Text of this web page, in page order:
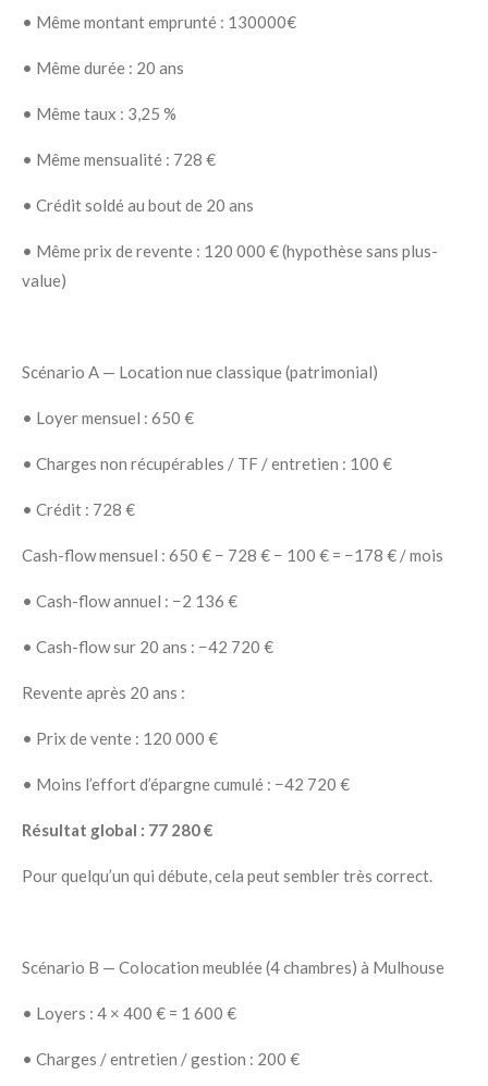
• Même montant emprunté : 130000€
• Même durée : 20 ans
• Même taux : 3,25 %
• Même mensualité : 728 €
• Crédit soldé au bout de 20 ans
• Même prix de revente : 120 000 € (hypothèse sans plus-
value)
Scénario A — Location nue classique (patrimonial)
• Loyer mensuel : 650 €
• Charges non récupérables / TF / entretien : 100 €
• Crédit : 728 €
Cash-flow mensuel : 650 € − 728 € − 100 € = −178 € / mois
• Cash-flow annuel : −2 136 €
• Cash-flow sur 20 ans : −42 720 €
Revente après 20 ans :
• Prix de vente : 120 000 €
• Moins l’effort d’épargne cumulé : −42 720 €
Résultat global : 77 280 €
Pour quelqu’un qui débute, cela peut sembler très correct.
Scénario B — Colocation meublée (4 chambres) à Mulhouse
• Loyers : 4 × 400 € = 1 600 €
• Charges / entretien / gestion : 200 €